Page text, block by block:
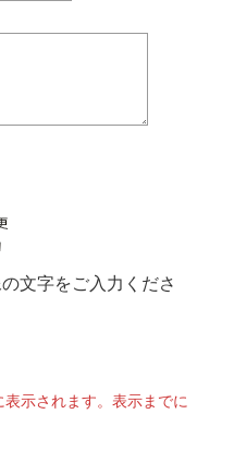
の文字をご入力くださ
示されます。表示までに